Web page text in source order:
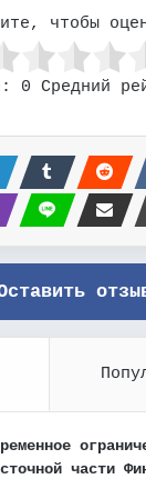
чтобы
0 Средний
части